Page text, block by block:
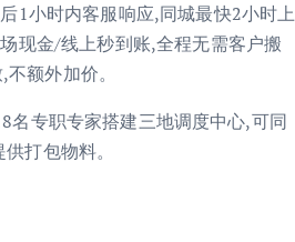
1小时内客服响应,同城最快2小时上
现金/线上秒到账,全程无需客户搬
额外加价。
名专职专家搭建三地调度中心,可同
打包物料。